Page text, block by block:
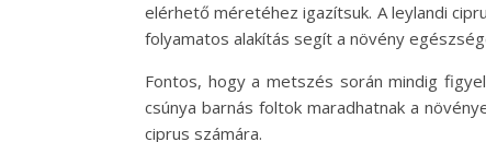
elérhető méretéhez igazítsuk. A leylandi
folyamatos alakítás segít a növény
Fontos, hogy a metszés során mindig
csúnya barnás foltok maradhatnak a
ciprus számára.